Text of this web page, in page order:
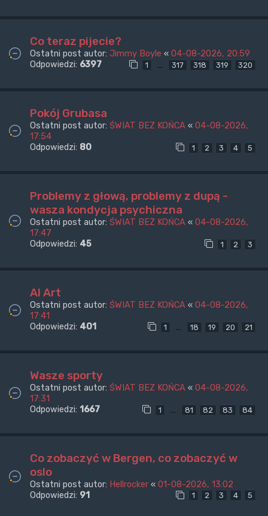
Co teraz pijecie?
Ostatni post autor: Jimmy Boyle « 04-08-2026, 20:59
Odpowiedzi: 6397 1 … 317 318 319 320
Pokój Grubasa
Ostatni post autor: ŚWIAT BEZ KOŃCA « 04-08-2026,
17:54
Odpowiedzi: 80 1 2 3 4 5
Problemy z głową, problemy z dupą -
wasza kondycja psychiczna
Ostatni post autor: ŚWIAT BEZ KOŃCA « 04-08-2026,
17:47
Odpowiedzi: 45 1 2 3
AI Art
Ostatni post autor: ŚWIAT BEZ KOŃCA « 04-08-2026,
17:41
Odpowiedzi: 401 1 … 18 19 20 21
Wasze sporty
Ostatni post autor: ŚWIAT BEZ KOŃCA « 04-08-2026,
17:31
Odpowiedzi: 1667 1 … 81 82 83 84
Co zobaczyć w Bergen, co zobaczyć w
oslo
Ostatni post autor: Hellrocker « 01-08-2026, 13:02
Odpowiedzi: 91 1 2 3 4 5